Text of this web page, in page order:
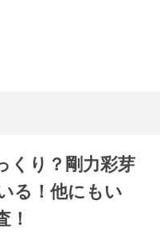
くり？剛力彩芽
る！他にもい
！